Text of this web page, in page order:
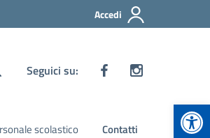
Accedi
Seguici su:
scolastico Contatti